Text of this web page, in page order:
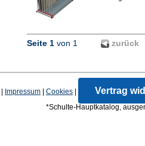
Seite 1 von 1 zurück
Impressum Cookies Vertrag
*Schulte-Hauptkatalog,